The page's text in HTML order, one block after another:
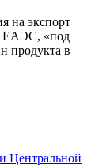
на экспорт
ЕАЭС, «под
продукта в
Центральной